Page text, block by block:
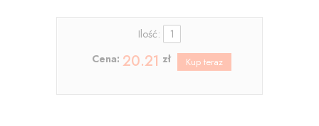
Ilość:
Cena: 20.21 zł